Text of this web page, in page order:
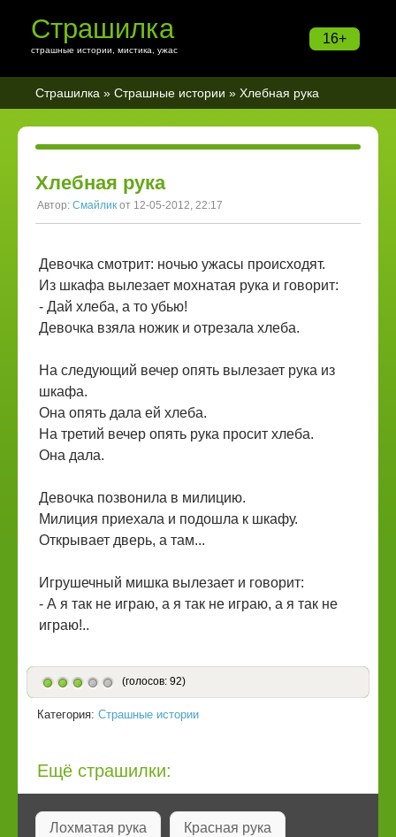
16+
Страшилка
страшные истории, мистика, ужас
Страшилка » Страшные истории » Хлебная рука
Хлебная рука
Автор: Смайлик от 12-05-2012, 22:17
Девочка смотрит: ночью ужасы происходят.
Из шкафа вылезает мохнатая рука и говорит:
- Дай хлеба, а то убью!
Девочка взяла ножик и отрезала хлеба.
На следующий вечер опять вылезает рука из
шкафа.
Она опять дала ей хлеба.
На третий вечер опять рука просит хлеба.
Она дала.
Девочка позвонила в милицию.
Милиция приехала и подошла к шкафу.
Открывает дверь, а там...
Игрушечный мишка вылезает и говорит:
- А я так не играю, а я так не играю, а я так не
играю!..
(голосов: 92)
Категория: Страшные истории
Ещё страшилки:
Лохматая рука Красная рука